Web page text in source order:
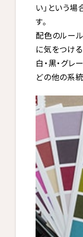
い」という
す。
配色のルー
に気をつけ
白・黒・グ
どの他の系